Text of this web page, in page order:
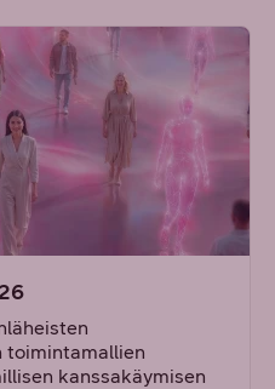
toimintamallien
kanssakäymisen